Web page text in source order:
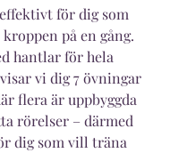
för dig som
på en gång.
hantlar för hela
vi dig 7 övningar
flera är uppbyggda
rörelser – därmed
dig som vill träna